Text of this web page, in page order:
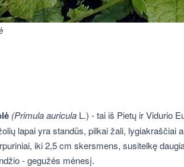
(Primula auricula L.) - tai iš Pietų ir Vidurio
lapai yra standūs, pilkai žali, lygiakraščiai
iki 2,5 cm skersmens, susitelkę
- gegužės mėnesį.